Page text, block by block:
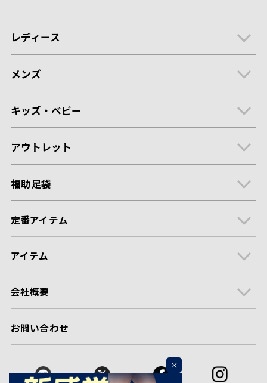
レディース
メンズ
キッズ・ベビー
アウトレット
福助足袋
定番アイテム
アイテム
会社概要
お問い合わせ
×